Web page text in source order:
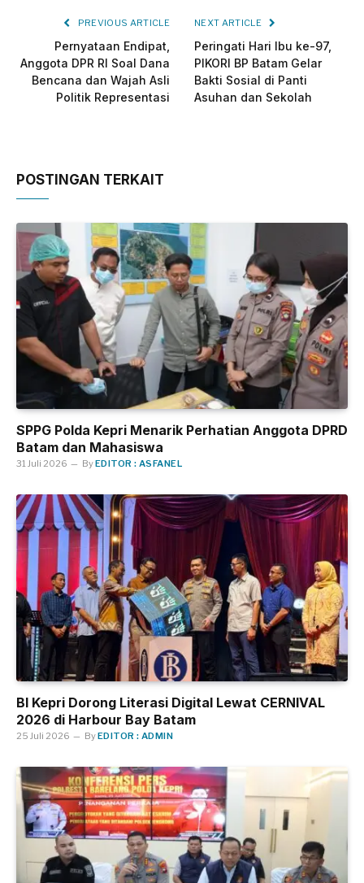
PREVIOUS ARTICLE
Pernyataan Endipat,
Anggota DPR RI Soal Dana
Bencana dan Wajah Asli
Politik Representasi
NEXT ARTICLE
Peringati Hari Ibu ke-97,
PIKORI BP Batam Gelar
Bakti Sosial di Panti
Asuhan dan Sekolah
POSTINGAN TERKAIT
SPPG Polda Kepri Menarik Perhatian Anggota DPRD
Batam dan Mahasiswa
31 Juli 2026 ByEDITOR : ASFANEL
BI Kepri Dorong Literasi Digital Lewat CERNIVAL
2026 di Harbour Bay Batam
25 Juli 2026 ByEDITOR : ADMIN